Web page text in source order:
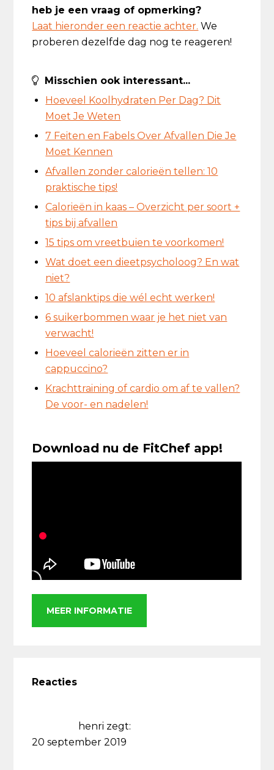
heb je een vraag of opmerking?
Laat hieronder een reactie achter. We
proberen dezelfde dag nog te reageren!
Misschien ook interessant...
Hoeveel Koolhydraten Per Dag? Dit
Moet Je Weten
7 Feiten en Fabels Over Afvallen Die Je
Moet Kennen
Afvallen zonder calorieën tellen: 10
praktische tips!
Calorieën in kaas – Overzicht per soort +
tips bij afvallen
15 tips om vreetbuien te voorkomen!
Wat doet een dieetpsycholoog? En wat
niet?
10 afslanktips die wél echt werken!
6 suikerbommen waar je het niet van
verwacht!
Hoeveel calorieën zitten er in
cappuccino?
Krachttraining of cardio om af te vallen?
De voor- en nadelen!
Download nu de FitChef app!
MEER INFORMATIE
Interacties
Reacties
henri zegt:
20 september 2019